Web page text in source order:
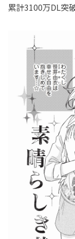
累計3100万DL突